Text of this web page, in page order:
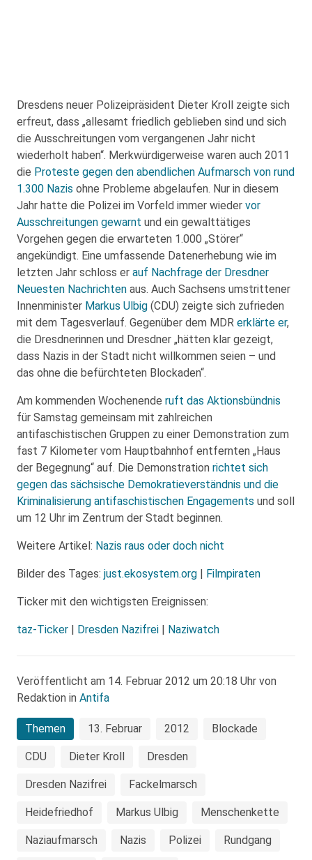
Dresdens neuer Polizeipräsident Dieter Kroll zeigte sich
erfreut, dass „allesamt friedlich geblieben sind und sich
die Ausschreitungen vom vergangenen Jahr nicht
wiederholt haben“. Merkwürdigerweise waren auch 2011
die Proteste gegen den abendlichen Aufmarsch von rund
1.300 Nazis ohne Probleme abgelaufen. Nur in diesem
Jahr hatte die Polizei im Vorfeld immer wieder vor
Ausschreitungen gewarnt und ein gewalttätiges
Vorgehen gegen die erwarteten 1.000 „Störer“
angekündigt. Eine umfassende Datenerhebung wie im
letzten Jahr schloss er auf Nachfrage der Dresdner
Neuesten Nachrichten aus. Auch Sachsens umstrittener
Innenminister Markus Ulbig (CDU) zeigte sich zufrieden
mit dem Tagesverlauf. Gegenüber dem MDR erklärte er,
die Dresdnerinnen und Dresdner „hätten klar gezeigt,
dass Nazis in der Stadt nicht willkommen seien – und
das ohne die befürchteten Blockaden“.
Am kommenden Wochenende ruft das Aktionsbündnis
für Samstag gemeinsam mit zahlreichen
antifaschistischen Gruppen zu einer Demonstration zum
fast 7 Kilometer vom Hauptbahnhof entfernten „Haus
der Begegnung“ auf. Die Demonstration richtet sich
gegen das sächsische Demokratieverständnis und die
Kriminalisierung antifaschistischen Engagements und soll
um 12 Uhr im Zentrum der Stadt beginnen.
Weitere Artikel: Nazis raus oder doch nicht
Bilder des Tages: just.ekosystem.org | Filmpiraten
Ticker mit den wichtigsten Ereignissen:
taz-Ticker | Dresden Nazifrei | Naziwatch
Veröffentlicht am 14. Februar 2012 um 20:18 Uhr von
Redaktion in Antifa
Themen 13. Februar 2012 Blockade
CDU Dieter Kroll Dresden
Dresden Nazifrei Fackelmarsch
Heidefriedhof Markus Ulbig Menschenkette
Naziaufmarsch Nazis Polizei Rundgang